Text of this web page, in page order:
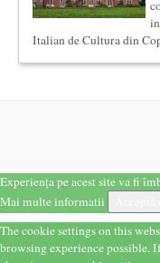
universala: „Marile
cu...
Societatea Culturala
Platforma online de
market...
Saptamana romano-
britanici stilizeaza
romaneasca ...
Cursul de Filosofie a
Societatea Muzicala
cotidiene, de nivel
Italian de Cultura din
Experiența pe acest site va fi
Mai multe informatii
The cookie settings on this
browsing experience possible.